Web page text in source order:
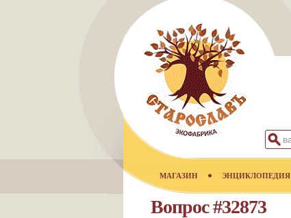
МАГАЗИН ЭНЦИКЛОПЕДИЯ
Вопрос #32873